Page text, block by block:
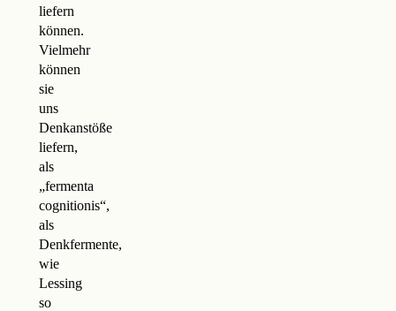
liefern
können.
Vielmehr
können
sie
uns
Denkanstöße
liefern,
als
„fermenta
cognitionis“,
als
Denkfermente,
wie
Lessing
so